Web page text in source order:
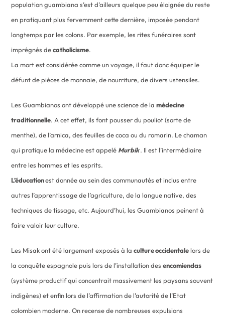
population guambiana s’est d’ailleurs quelque peu éloignée du reste
en pratiquant plus fervemment cette dernière, imposée pendant
longtemps par les colons. Par exemple, les rites funéraires sont
imprégnés decatholicisme.
La mort est considérée comme un voyage, il faut donc équiper le
défunt de pièces de monnaie, de nourriture, de divers ustensiles.
Les Guambianos ont développé une science de lamédecine
traditionnelle. A cet effet, ils font pousser du pouliot (sorte de
menthe), de l’arnica, des feuilles de coca ou du romarin. Le chaman
qui pratique la médecine est appelé Murbik. Il est l’intermédiaire
entre les hommes et les esprits.
L’éducationest donnée au sein des communautés et inclus entre
autres l’apprentissage de l’agriculture, de la langue native, des
techniques de tissage, etc. Aujourd’hui, les Guambianos peinent à
faire valoir leur culture.
Les Misak ont été largement exposés à laculture occidentalelors de
la conquête espagnole puis lors de l’installation desencomiendas
(système productif qui concentrait massivement les paysans souvent
indigènes) et enfin lors de l’affirmation de l’autorité de l’Etat
colombien moderne. On recense de nombreuses expulsions